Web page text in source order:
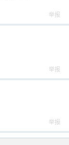
举报
举报
举报